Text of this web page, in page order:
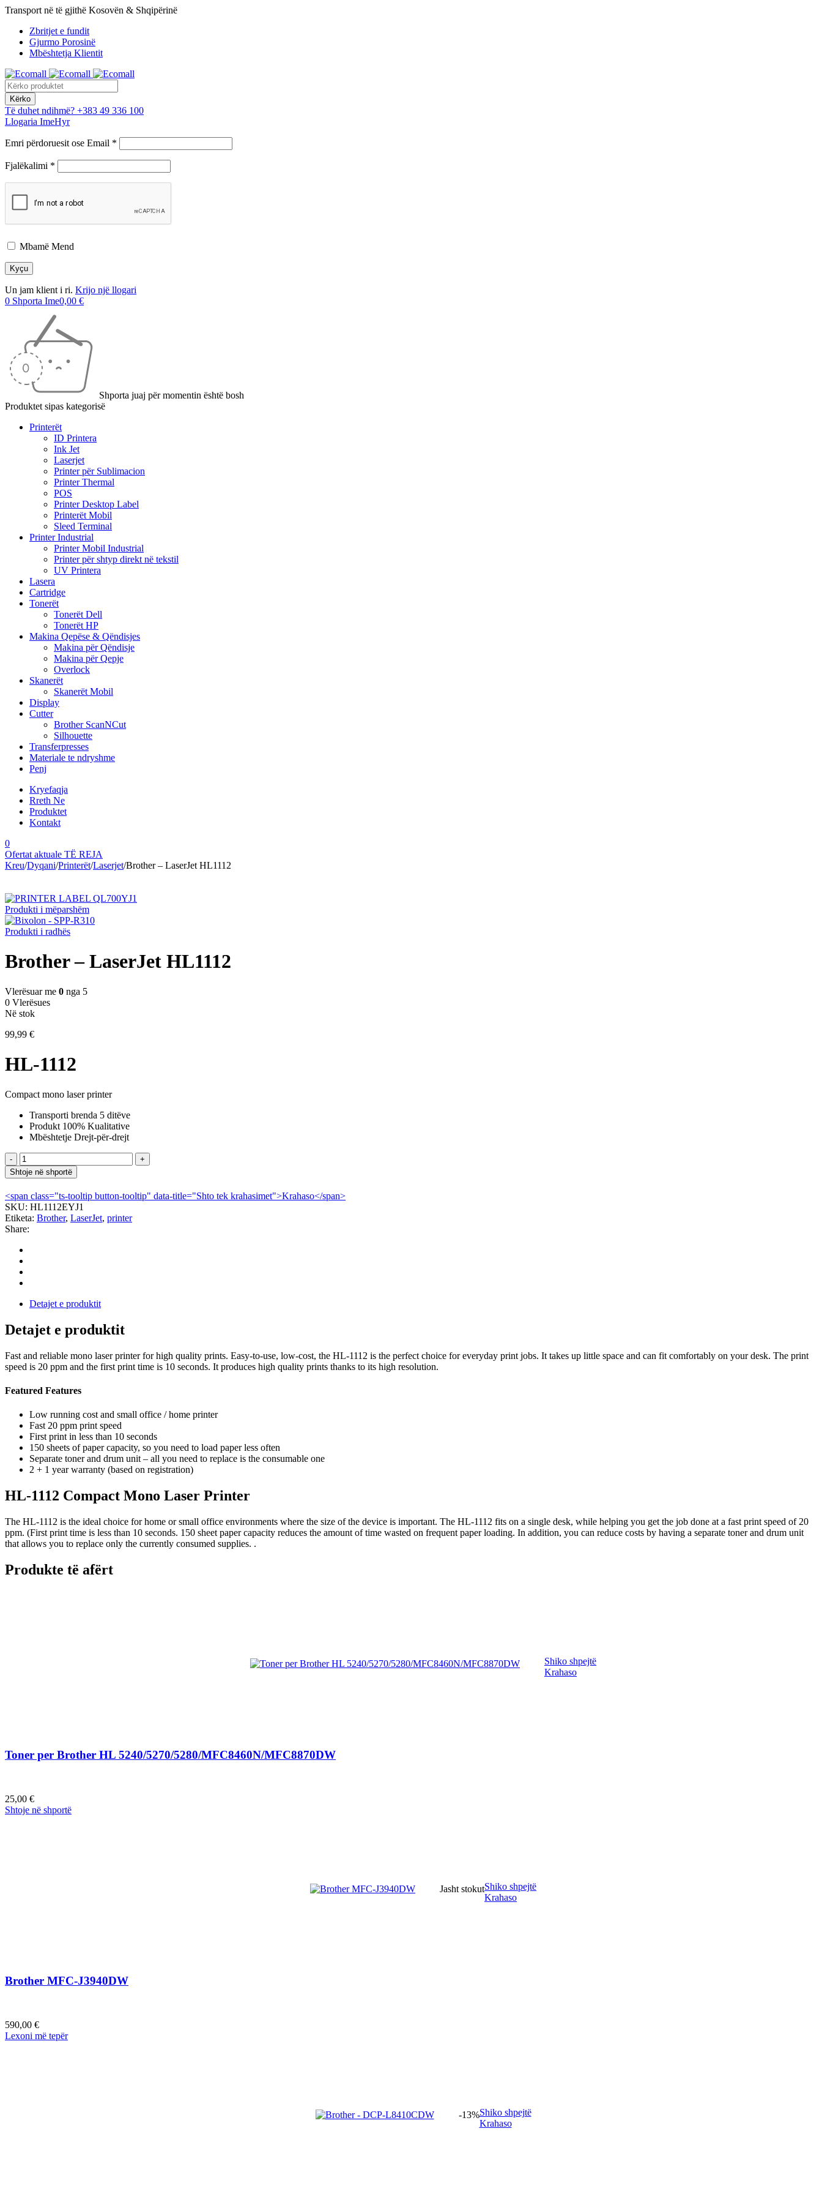
Transport në të gjithë Kosovën & Shqipërinë
Zbritjet e fundit
Gjurmo Porosinë
Mbështetja Klientit
Të duhet ndihmë? +383 49 336 100
Llogaria ImeHyr
Emri përdoruesit ose Email *
Fjalëkalimi *
Mbamë Mend
Un jam klient i ri. Krijo një llogari
0 Shporta Ime0,00 €
Shporta juaj për momentin është bosh
Produktet sipas kategorisë
Printerët
ID Printera
Ink Jet
Laserjet
Printer për Sublimacion
Printer Thermal
POS
Printer Desktop Label
Printerët Mobil
Sleed Terminal
Printer Industrial
Printer Mobil Industrial
Printer për shtyp direkt në tekstil
UV Printera
Lasera
Cartridge
Tonerët
Tonerët Dell
Tonerët HP
Makina Qepëse & Qëndisjes
Makina për Qëndisje
Makina për Qepje
Overlock
Skanerët
Skanerët Mobil
Display
Cutter
Brother ScanNCut
Silhouette
Transferpresses
Materiale te ndryshme
Penj
Kryefaqja
Rreth Ne
Produktet
Kontakt
0
Ofertat aktuale TË REJA
Kreu/Dyqani/Printerët/Laserjet/Brother – LaserJet HL1112
Produkti i mëparshëm
Produkti i radhës
Brother – LaserJet HL1112
Vlerësuar me 0 nga 5
0 Vlerësues
Në stok
99,99 €
HL-1112
Compact mono laser printer
Transporti brenda 5 ditëve
Produkt 100% Kualitative
Mbështetje Drejt-për-drejt
Sasi
Brother
-
LaserJet
HL1112
Shtoje në shportë
<span class="ts-tooltip button-tooltip" data-title="Shto tek krahasimet">Krahaso</span>
SKU: HL1112EYJ1
Etiketa: Brother, LaserJet, printer
Share:
Detajet e produktit
Detajet e produktit
Fast and reliable mono laser printer for high quality prints. Easy-to-use, low-cost, the HL-1112 is the perfect choice for everyday print jobs. It takes up little space and can fit comfortably on your desk. The print
speed is 20 ppm and the first print time is 10 seconds. It produces high quality prints thanks to its high resolution.
Featured Features
Low running cost and small office / home printer
Fast 20 ppm print speed
First print in less than 10 seconds
150 sheets of paper capacity, so you need to load paper less often
Separate toner and drum unit – all you need to replace is the consumable one
2 + 1 year warranty (based on registration)
HL-1112 Compact Mono Laser Printer
The HL-1112 is the ideal choice for home or small office environments where the size of the device is important. The HL-1112 fits on a single desk, while helping you get the job done at a fast print speed of 20
ppm. (First print time is less than 10 seconds. 150 sheet paper capacity reduces the amount of time wasted on frequent paper loading. In addition, you can reduce costs by having a separate toner and drum unit
that allows you to replace only the currently consumed supplies. .
Produkte të afërt
Shiko shpejtë
Krahaso
Toner per Brother HL 5240/5270/5280/MFC8460N/MFC8870DW
25,00 €
Shtoje në shportë
Jasht stokutShiko shpejtë
Krahaso
Brother MFC-J3940DW
590,00 €
Lexoni më tepër
-13%Shiko shpejtë
Krahaso